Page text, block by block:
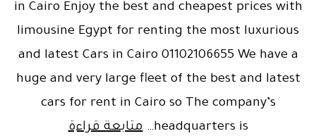
in Cairo Enjoy the best and cheapest prices with
limousine Egypt for renting the most luxurious
and latest Cars in Cairo 01102106655 We have a
huge and very large fleet of the best and latest
cars for rent in Cairo so The company’s
headquarters is…
متابعة قراءةCar